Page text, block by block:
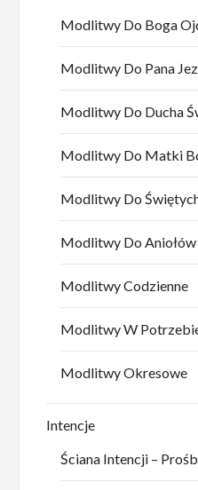
Modlitwy Do Boga
Modlitwy Do Pana
Modlitwy Do Ducha
Modlitwy Do Matki
Modlitwy Do
Modlitwy Do Aniołów
Modlitwy Codzienne
Modlitwy W
Modlitwy Okresowe
Intencje
Ściana Intencji –